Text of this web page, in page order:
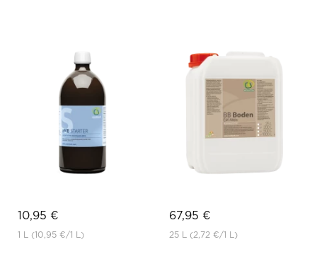
10,95 €
1 L (10,95 €/1 L)
67,95 €
25 L (2,72 €/1 L)